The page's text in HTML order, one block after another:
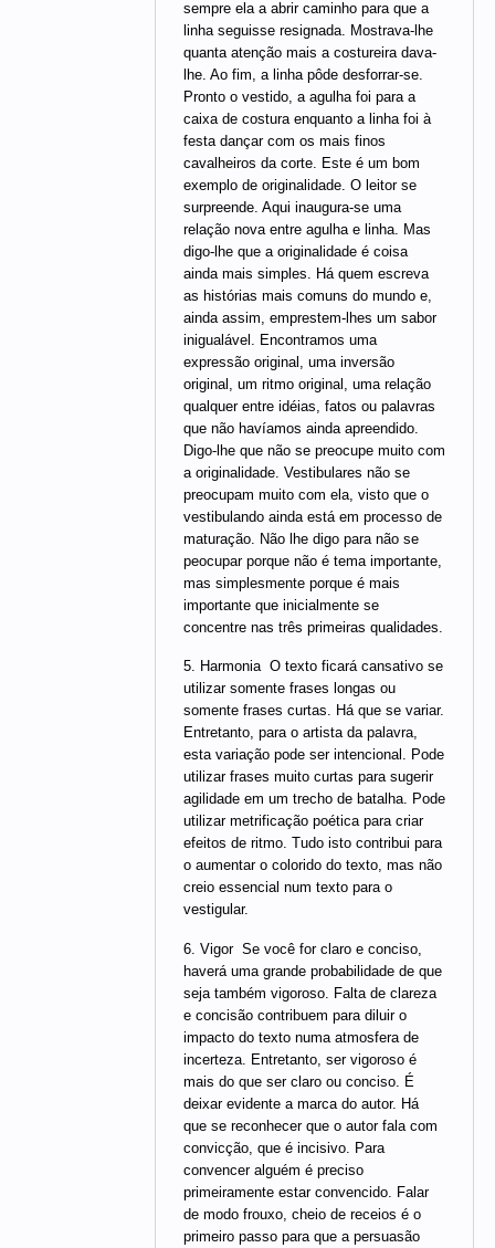
sempre ela a abrir caminho para que a
linha seguisse resignada. Mostrava-lhe
quanta atenção mais a costureira dava-
lhe. Ao fim, a linha pôde desforrar-se.
Pronto o vestido, a agulha foi para a
caixa de costura enquanto a linha foi à
festa dançar com os mais finos
cavalheiros da corte. Este é um bom
exemplo de originalidade. O leitor se
surpreende. Aqui inaugura-se uma
relação nova entre agulha e linha. Mas
digo-lhe que a originalidade é coisa
ainda mais simples. Há quem escreva
as histórias mais comuns do mundo e,
ainda assim, emprestem-lhes um sabor
inigualável. Encontramos uma
expressão original, uma inversão
original, um ritmo original, uma relação
qualquer entre idéias, fatos ou palavras
que não havíamos ainda apreendido.
Digo-lhe que não se preocupe muito com
a originalidade. Vestibulares não se
preocupam muito com ela, visto que o
vestibulando ainda está em processo de
maturação. Não lhe digo para não se
peocupar porque não é tema importante,
mas simplesmente porque é mais
importante que inicialmente se
concentre nas três primeiras qualidades.
5. Harmonia  O texto ficará cansativo se
utilizar somente frases longas ou
somente frases curtas. Há que se variar.
Entretanto, para o artista da palavra,
esta variação pode ser intencional. Pode
utilizar frases muito curtas para sugerir
agilidade em um trecho de batalha. Pode
utilizar metrificação poética para criar
efeitos de ritmo. Tudo isto contribui para
o aumentar o colorido do texto, mas não
creio essencial num texto para o
vestigular.
6. Vigor  Se você for claro e conciso,
haverá uma grande probabilidade de que
seja também vigoroso. Falta de clareza
e concisão contribuem para diluir o
impacto do texto numa atmosfera de
incerteza. Entretanto, ser vigoroso é
mais do que ser claro ou conciso. É
deixar evidente a marca do autor. Há
que se reconhecer que o autor fala com
convicção, que é incisivo. Para
convencer alguém é preciso
primeiramente estar convencido. Falar
de modo frouxo, cheio de receios é o
primeiro passo para que a persuasão